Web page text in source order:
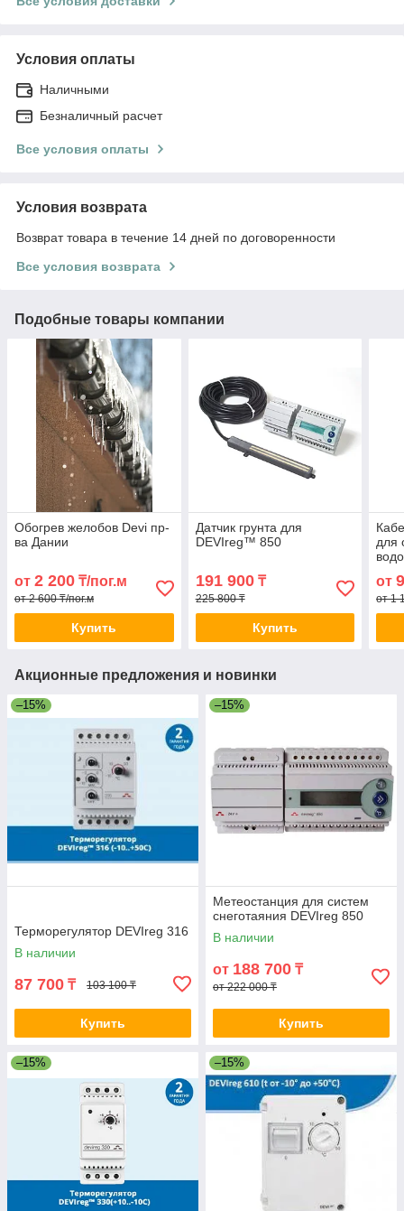
Условия оплаты
Наличными
Безналичный расчет
Все условия оплаты
Условия возврата
Возврат товара в течение 14 дней по договоренности
Все условия возврата
Подобные товары компании
Обогрев желобов Devi пр-
ва Дании
от 2 200 ₸/пог.м
от 2 600 ₸/пог.м
Купить
Датчик грунта для
DEVIreg™ 850
191 900₸
225 800 ₸
Купить
для
от
от 1
Акционные предложения и новинки
–15%
Терморегулятор DEVIreg 316
В наличии
87 700 ₸ 103 100 ₸
Купить
–15%
Метеостанция для систем
снеготаяния DEVIreg 850
В наличии
от 188 700 ₸
от 222 000 ₸
Купить
–15% –15%